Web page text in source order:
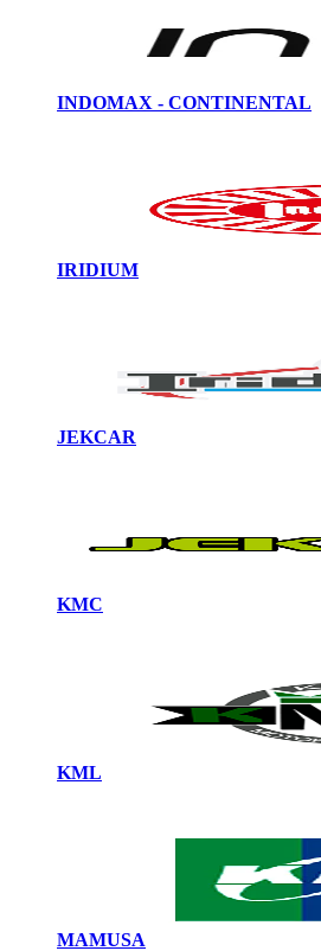
INDOMAX - CONTINENTAL
IRIDIUM
JEKCAR
KMC
KML
MAMUSA